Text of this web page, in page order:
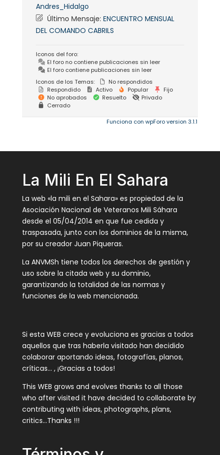
Andres_Hidalgo
Último Mensaje: ENCUENTRO MENSUAL
DEL COMANDO CABRILS
Iconos del foro:
El foro no contiene publicaciones sin leer
El foro contiene publicaciones sin leer
Iconos de los Temas:
No respondidos
Respondido
Activo Popular
Fijo
No aprobados
Resuelto
Privado
Cerrado
Funciona con wpForo version 3.1.1
La Mili En El Sahara
La web «la mili en el Sahara» es propiedad de la
Asociación Nacional de Veteranos Mili Sáhara
desde el 05/04/2014 en que fue cedida y
traspasada, junto con los dominios de la misma,
por su creador Juan Piqueras.
La ANVMSh tiene todos los derechos de gestión y
uso sobre la citada web y su dominio,
garantizando la totalidad de las normas y
funciones de la web mencionada.
Si esta WEB crece y evoluciona es gracias a todos
aquellos que tras haberla visitado han decidido
colaborar aportando ideas, fotografías, planos,
críticas… , ¡Gracias a todos!
This WEB grows and evolves thanks to all those
who after visited it have decided to collaborate by
contributing with ideas, photographs, plans,
critics…Thanks !!!